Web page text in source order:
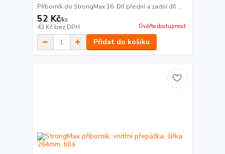
Příborník do StrongMax 16. Díl přední a zadní díl ...
52 Kč/ks
43 Kč bez DPH Ověřte dostupnost
Přidat do košíku